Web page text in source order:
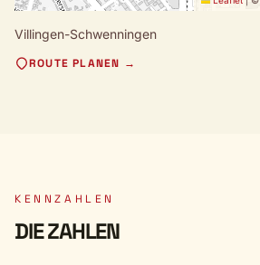
Villingen-Schwenningen
ROUTE PLANEN →
KENNZAHLEN
DIE ZAHLEN